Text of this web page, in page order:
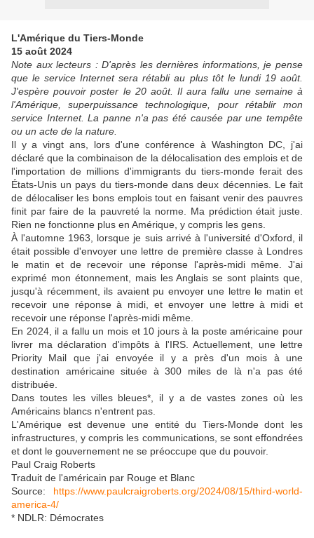
L'Amérique du Tiers-Monde
15 août 2024
Note aux lecteurs : D'après les dernières informations, je pense
que le service Internet sera rétabli au plus tôt le lundi 19 août.
J'espère pouvoir poster le 20 août. Il aura fallu une semaine à
l'Amérique, superpuissance technologique, pour rétablir mon
service Internet. La panne n'a pas été causée par une tempête
ou un acte de la nature.
Il y a vingt ans, lors d'une conférence à Washington DC, j'ai
déclaré que la combinaison de la délocalisation des emplois et de
l'importation de millions d'immigrants du tiers-monde ferait des
États-Unis un pays du tiers-monde dans deux décennies. Le fait
de délocaliser les bons emplois tout en faisant venir des pauvres
finit par faire de la pauvreté la norme. Ma prédiction était juste.
Rien ne fonctionne plus en Amérique, y compris les gens.
À l'automne 1963, lorsque je suis arrivé à l'université d'Oxford, il
était possible d'envoyer une lettre de première classe à Londres
le matin et de recevoir une réponse l'après-midi même. J'ai
exprimé mon étonnement, mais les Anglais se sont plaints que,
jusqu'à récemment, ils avaient pu envoyer une lettre le matin et
recevoir une réponse à midi, et envoyer une lettre à midi et
recevoir une réponse l'après-midi même.
En 2024, il a fallu un mois et 10 jours à la poste américaine pour
livrer ma déclaration d'impôts à l'IRS. Actuellement, une lettre
Priority Mail que j'ai envoyée il y a près d'un mois à une
destination américaine située à 300 miles de là n'a pas été
distribuée.
Dans toutes les villes bleues*, il y a de vastes zones où les
Américains blancs n'entrent pas.
L'Amérique est devenue une entité du Tiers-Monde dont les
infrastructures, y compris les communications, se sont effondrées
et dont le gouvernement ne se préoccupe que du pouvoir.
Paul Craig Roberts
Traduit de l'américain par Rouge et Blanc
Source: https://www.paulcraigroberts.org/2024/08/15/third-world-
america-4/
* NDLR: Démocrates